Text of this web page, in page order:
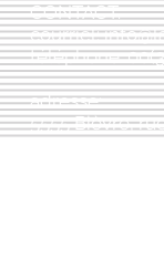
CONTACT:
courriel:
téléphone:
adresse:
5555 Bièvre,